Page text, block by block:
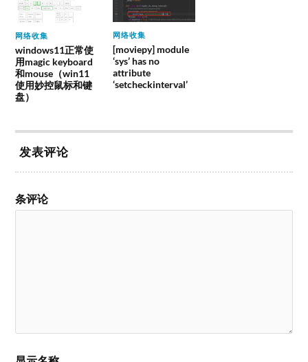
网络收集
windows11正常使
用magic keyboard
和mouse（win11
使用妙控鼠标和键
盘）
网络收集
[moviepy] module
‘sys’ has no
attribute
‘setcheckinterval’
发表评论
条评论